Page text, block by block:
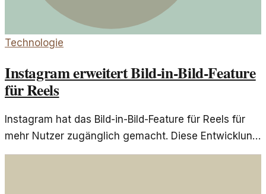
Technologie
Instagram erweitert Bild-in-Bild-Feature
für Reels
Instagram hat das Bild-in-Bild-Feature für Reels für
mehr Nutzer zugänglich gemacht. Diese Entwicklung
beeinflusst, wie Inhalte konsumiert werden und